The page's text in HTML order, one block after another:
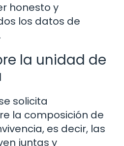
honesto y
los datos de
la unidad de
solicita
la composición de
es decir, las
juntas y